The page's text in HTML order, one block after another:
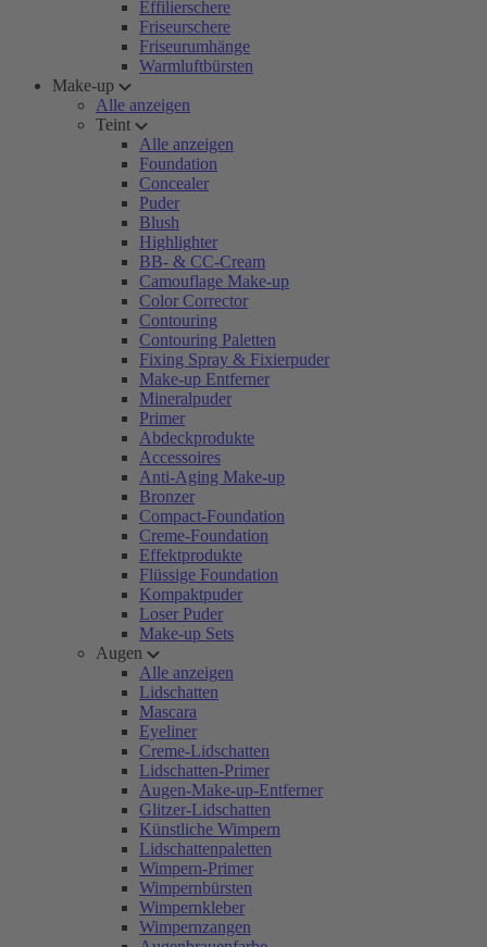
Effilierschere
Friseurschere
Friseurumhänge
Warmluftbürsten
Make-up
Alle anzeigen
Teint
Alle anzeigen
Foundation
Concealer
Puder
Blush
Highlighter
BB- & CC-Cream
Camouflage Make-up
Color Corrector
Contouring
Contouring Paletten
Fixing Spray & Fixierpuder
Make-up Entferner
Mineralpuder
Primer
Abdeckprodukte
Accessoires
Anti-Aging Make-up
Bronzer
Compact-Foundation
Creme-Foundation
Effektprodukte
Flüssige Foundation
Kompaktpuder
Loser Puder
Make-up Sets
Augen
Alle anzeigen
Lidschatten
Mascara
Eyeliner
Creme-Lidschatten
Lidschatten-Primer
Augen-Make-up-Entferner
Glitzer-Lidschatten
Künstliche Wimpern
Lidschattenpaletten
Wimpern-Primer
Wimpernbürsten
Wimpernkleber
Wimpernzangen